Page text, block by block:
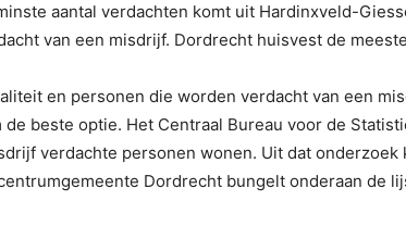
aantal verdachten komt uit Hardinxveld-
van een misdrijf. Dordrecht huisvest de
en personen die worden verdacht van een
de beste optie. Het Centraal Bureau voor de
verdachte personen wonen. Uit dat
Dordrecht bungelt onderaan de